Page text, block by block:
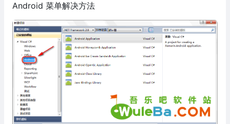
Android 菜单解决方法